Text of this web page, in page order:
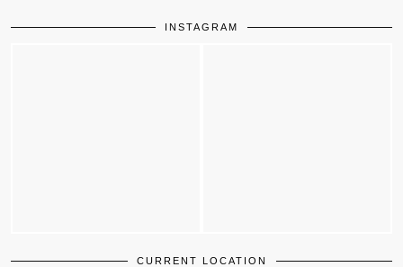
INSTAGRAM
CURRENT LOCATION